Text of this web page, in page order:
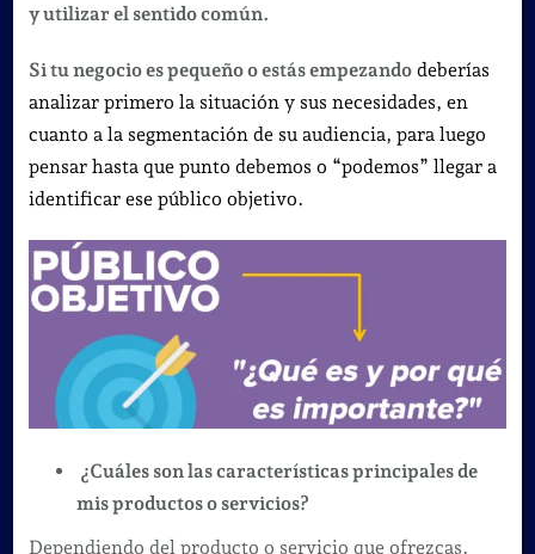
y utilizar el sentido común.
Si tu negocio es pequeño o estás empezando deberías
analizar primero la situación y sus necesidades, en
cuanto a la segmentación de su audiencia, para luego
pensar hasta que punto debemos o “podemos” llegar a
identificar ese público objetivo.
¿Cuáles son las características principales de
mis productos o servicios?
Dependiendo del producto o servicio que ofrezcas,